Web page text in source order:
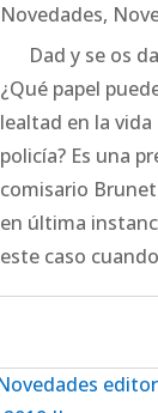
Novedades,
Dad y se os
¿Qué papel
lealtad en la
policía? Es una
comisario
en última
este caso